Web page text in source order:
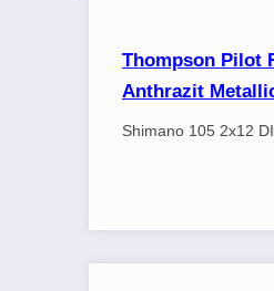
Thompson Pilot
Anthrazit
Shimano 105 2x12